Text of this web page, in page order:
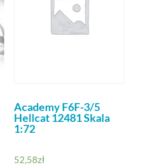
Academy F6F-3/5
Hellcat 12481 Skala
1:72
52,58zł